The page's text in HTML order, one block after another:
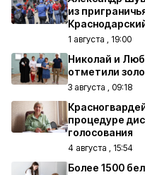
из
1 августа , 19:00
Николай и
отметили
3 августа , 09:18
процедуре
голосования
4 августа , 15:54
Более 1500